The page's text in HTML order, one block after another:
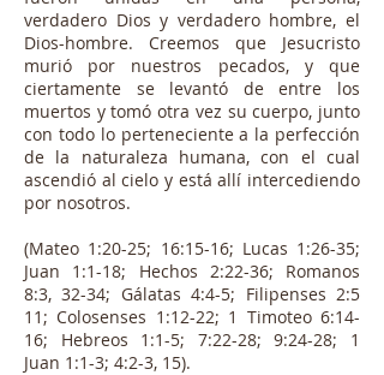
verdadero Dios y verdadero hombre, el
Dios-hombre. Creemos que Jesucristo
murió por nuestros pecados, y que
ciertamente se levantó de entre los
muertos y tomó otra vez su cuerpo, junto
con todo lo perteneciente a la perfección
de la naturaleza humana, con el cual
ascendió al cielo y está allí intercediendo
por nosotros.
(Mateo 1:20-25; 16:15-16; Lucas 1:26-35;
Juan 1:1-18; Hechos 2:22-36; Romanos
8:3, 32-34; Gálatas 4:4-5; Filipenses 2:5
11; Colosenses 1:12-22; 1 Timoteo 6:14-
16; Hebreos 1:1-5; 7:22-28; 9:24-28; 1
Juan 1:1-3; 4:2-3, 15).